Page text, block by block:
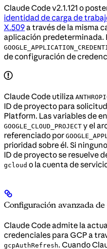
Claude Code v2.1.121 o
identidad de carga de
X.509a través de la misma
aplicación predeterminada.
de configuración de
Claude Code utiliza
ID de proyecto para
Platform. Las variables de
GOOGLE_CLOUD_PROJECT y el
referenciado por
prioridad sobre él. Si
ID de proyecto se resuelve
gcloud o la cuenta de
Configuración avanzada de
Claude Code admite la
credenciales para GCP a
gcpAuthRefresh. Cuando